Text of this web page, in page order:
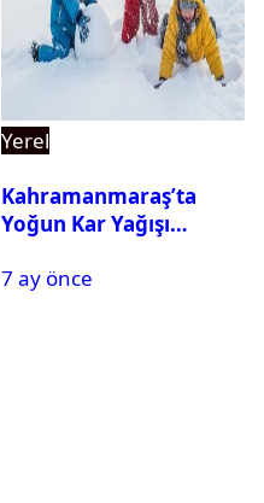
Yerel
Kahramanmaraş’ta
Yoğun Kar Yağışı
Tatil
7 ay önce